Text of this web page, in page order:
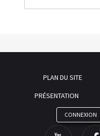
PLAN DU SITE
PRÉSENTATION
CONNEXION